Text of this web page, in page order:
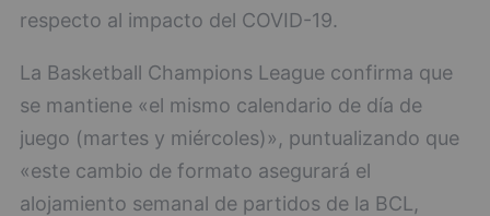
respecto al impacto del COVID-19.
La Basketball Champions League confirma que
se mantiene «el mismo calendario de día de
juego (martes y miércoles)», puntualizando que
«este cambio de formato asegurará el
alojamiento semanal de partidos de la BCL,